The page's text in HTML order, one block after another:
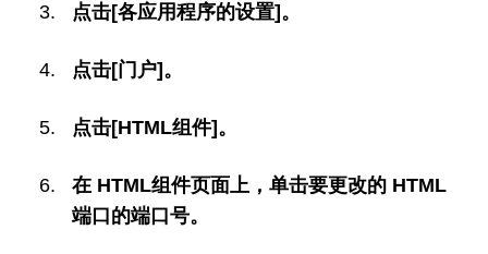
点击[各应用程序的设置]。
点击[门户]。
点击[HTML组件]。
在 HTML组件页面上，单击要更改的 HTML
端口的端口号。